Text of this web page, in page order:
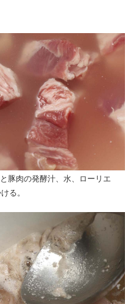
豚肉の発酵汁、水、ローリエ
る。